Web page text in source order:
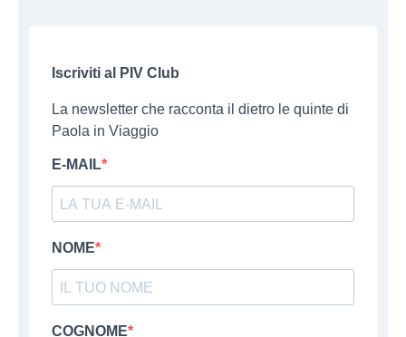
Iscriviti al PIV Club
La newsletter che racconta il dietro le quinte di
Paola in Viaggio
E-MAIL
NOME
COGNOME